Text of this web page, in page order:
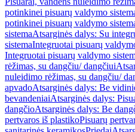
potinkinei pisuarų valdymo
potinkinei pisuarų valdymo
sistemaAtsarginės dalys: Su
sistemaIntegruotai pisuarų
Integruotai pisuarų valdymo
rėžimas, su dangčiu/ dangčiui
nuleidimo rėžimas, su dangčiu/
apvadoAtsarginės dalys: Be
bevandeniaiAtsarginės dalys:
dangčioAtsarginės dalys: Be
pertvaros iš plastikoPisuarų